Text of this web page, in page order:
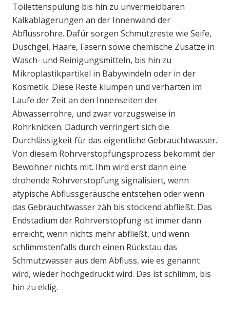
Toilettenspülung bis hin zu unvermeidbaren
Kalkablagerungen an der Innenwand der
Abflussrohre. Dafür sorgen Schmutzreste wie Seife,
Duschgel, Haare, Fasern sowie chemische Zusätze in
Wasch- und Reinigungsmitteln, bis hin zu
Mikroplastikpartikel in Babywindeln oder in der
Kosmetik. Diese Reste klumpen und verhärten im
Laufe der Zeit an den Innenseiten der
Abwasserrohre, und zwar vorzugsweise in
Rohrknicken. Dadurch verringert sich die
Durchlässigkeit für das eigentliche Gebrauchtwasser.
Von diesem Rohrverstopfungsprozess bekommt der
Bewohner nichts mit. Ihm wird erst dann eine
drohende Rohrverstopfung signalisiert, wenn
atypische Abflussgeräusche entstehen oder wenn
das Gebrauchtwasser zäh bis stockend abfließt. Das
Endstadium der Rohrverstopfung ist immer dann
erreicht, wenn nichts mehr abfließt, und wenn
schlimmstenfalls durch einen Rückstau das
Schmutzwasser aus dem Abfluss, wie es genannt
wird, wieder hochgedrückt wird. Das ist schlimm, bis
hin zu eklig.